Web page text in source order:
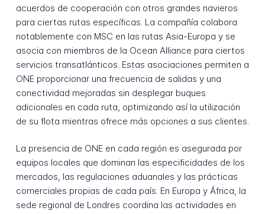
acuerdos de cooperación con otros grandes navieros
para ciertas rutas específicas. La compañía colabora
notablemente con MSC en las rutas Asia-Europa y se
asocia con miembros de la Ocean Alliance para ciertos
servicios transatlánticos. Estas asociaciones permiten a
ONE proporcionar una frecuencia de salidas y una
conectividad mejoradas sin desplegar buques
adicionales en cada ruta, optimizando así la utilización
de su flota mientras ofrece más opciones a sus clientes.
La presencia de ONE en cada región es asegurada por
equipos locales que dominan las especificidades de los
mercados, las regulaciones aduanales y las prácticas
comerciales propias de cada país. En Europa y África, la
sede regional de Londres coordina las actividades en